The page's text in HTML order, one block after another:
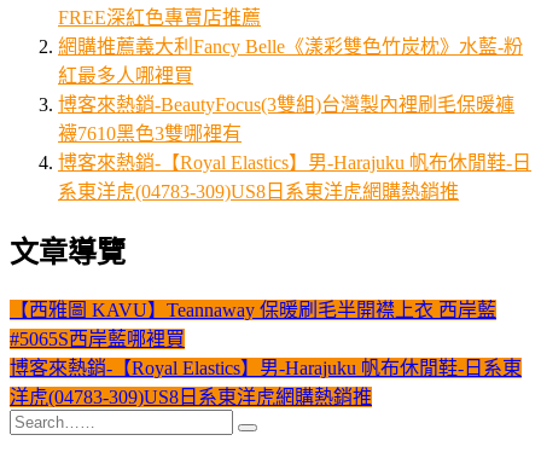
FREE深紅色專賣店推薦
網購推薦義大利Fancy Belle《漾彩雙色竹炭枕》水藍-粉
紅最多人哪裡買
博客來熱銷-BeautyFocus(3雙組)台灣製內裡刷毛保暖褲
襪7610黑色3雙哪裡有
博客來熱銷-【Royal Elastics】男-Harajuku 帆布休閒鞋-日
系東洋虎(04783-309)US8日系東洋虎網購熱銷推
文章導覽
【西雅圖 KAVU】Teannaway 保暖刷毛半開襟上衣 西岸藍
#5065S西岸藍哪裡買
博客來熱銷-【Royal Elastics】男-Harajuku 帆布休閒鞋-日系東
洋虎(04783-309)US8日系東洋虎網購熱銷推